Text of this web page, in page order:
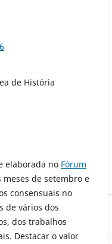
de História
elaborada no Fórum
meses de setembro e
consensuais no
de vários dos
dos trabalhos
Destacar o valor